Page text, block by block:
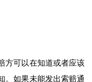
方可以在知道或者应该
。如果未能发出索赔通